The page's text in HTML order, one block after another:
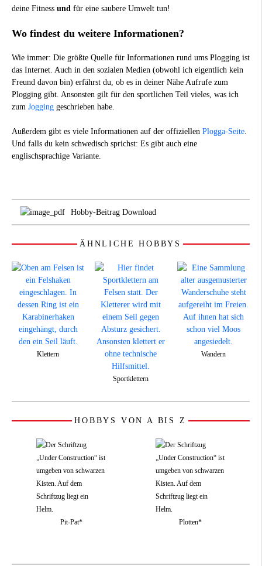
deine Fitness und für eine saubere Umwelt tun!
Wo findest du weitere Informationen?
Wie immer: Die größte Quelle für Informationen rund ums Plogging ist
das Internet. Auch in den sozialen Medien (obwohl ich eigentlich kein
Freund davon bin) erfährst du, ob es in deiner Nähe Aufrufe zum
Plogging gibt. Ansonsten gilt für den sportlichen Teil vieles, was ich
zum Jogging geschrieben habe.
Außerdem gibt es viele Informationen auf der offiziellen Plogga-Seite
Und falls du kein schwedisch sprichst: Es gibt auch eine
englischsprachige Variante.
Hobby-Beitrag Download
ÄHNLICHE HOBBYS
Klettern
Sportklettern
Wandern
HOBBYS VON A BIS Z
Pit-Pat* Plotten*